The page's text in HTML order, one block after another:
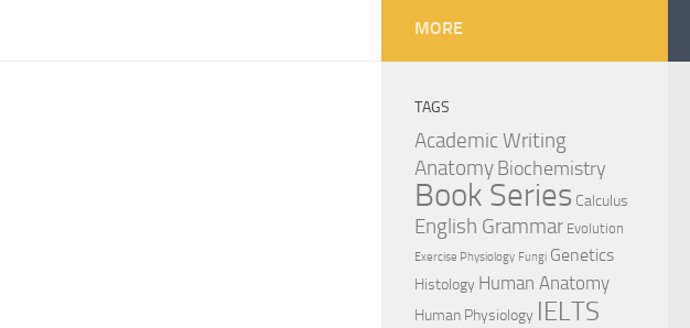
MORE
TAGS
Academic Writing
AnatomyBiochemistry
Book Series Calculus
English Grammar Evolution
Exercise Physiology Fungi Genetics
Histology Human Anatomy
Human Physiology IELTS